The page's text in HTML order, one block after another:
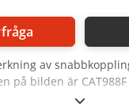
av
på bilden är
För förfrågningar,